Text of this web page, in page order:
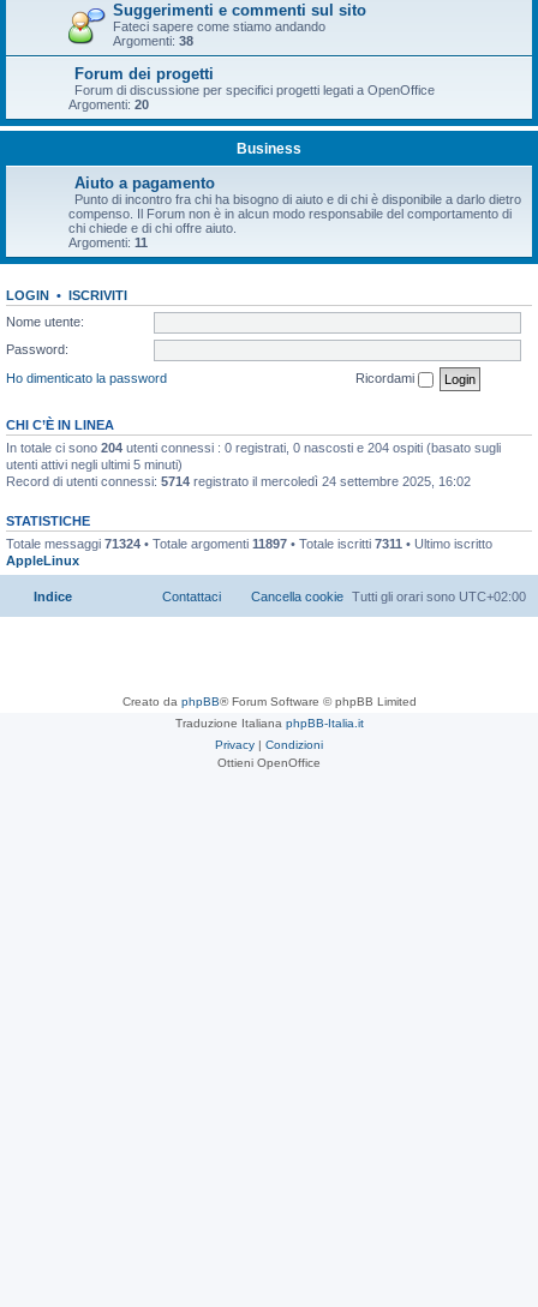
Suggerimenti e commenti sul sito
Fateci sapere come stiamo andando
Argomenti: 38
Forum dei progetti
Forum di discussione per specifici progetti legati a OpenOffice
Argomenti: 20
Business
Aiuto a pagamento
Punto di incontro fra chi ha bisogno di aiuto e di chi è disponibile a darlo dietro
compenso. Il Forum non è in alcun modo responsabile del comportamento di
chi chiede e di chi offre aiuto.
Argomenti: 11
LOGIN • ISCRIVITI
Nome utente:
Password:
Ho dimenticato la password
Ricordami
CHI C’È IN LINEA
In totale ci sono 204 utenti connessi : 0 registrati, 0 nascosti e 204 ospiti (basato sugli
utenti attivi negli ultimi 5 minuti)
Record di utenti connessi: 5714 registrato il mercoledì 24 settembre 2025, 16:02
STATISTICHE
Totale messaggi 71324 • Totale argomenti 11897 • Totale iscritti 7311 • Ultimo iscritto
AppleLinux
Indice Tutti gli orari sono UTC+02:00
Cancella cookie
Contattaci
Creato da phpBB® Forum Software © phpBB Limited
Traduzione Italiana phpBB-Italia.it
Privacy | Condizioni
Ottieni OpenOffice